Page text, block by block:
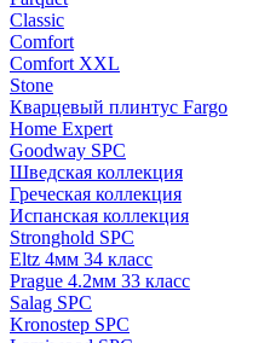
Classic
Comfort
Comfort XXL
Stone
Кварцевый плинтус Fargo
Home Expert
Goodway SPC
Шведская коллекция
Греческая коллекция
Испанская коллекция
Stronghold SPC
Eltz 4мм 34 класс
Prague 4.2мм 33 класс
Salag SPC
Kronostep SPC